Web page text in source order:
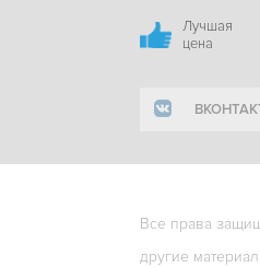
Лучшая
цена
Все права
другие